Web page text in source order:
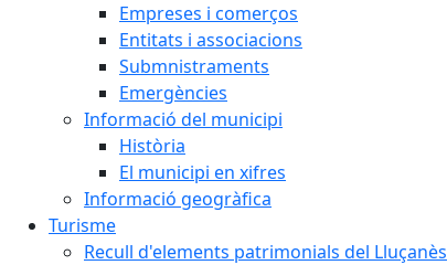
Empreses i comerços
Entitats i associacions
Submnistraments
Emergències
Informació del municipi
Història
El municipi en xifres
Informació geogràfica
Turisme
Recull d'elements patrimonials del Lluçanès